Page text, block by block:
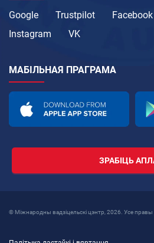
Google Trustpilot Facebook
Instagram
VK
МАБІЛЬНАЯ ПРАГРАМА
ЗРАБІЦЬ
© Міжнародны вадзіцельскі цэнтр, 2026. Усе правы